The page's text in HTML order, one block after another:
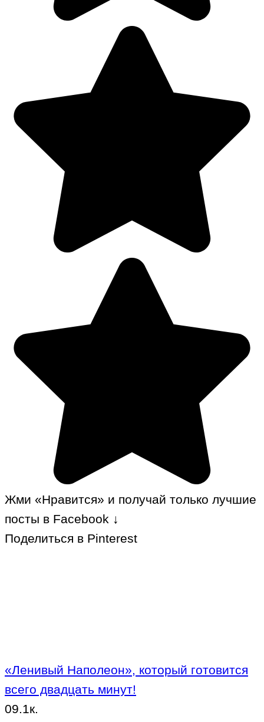
Жми «Нравится» и получай только лучшие
посты в Facebook ↓
Поделиться в Pinterest
«Ленивый Наполеон», который готовится
всего двадцать минут!
09.1к.